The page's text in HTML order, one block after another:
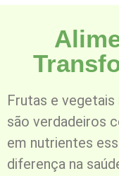
Frutas e
são verdadeiros
em nutrientes
diferença na